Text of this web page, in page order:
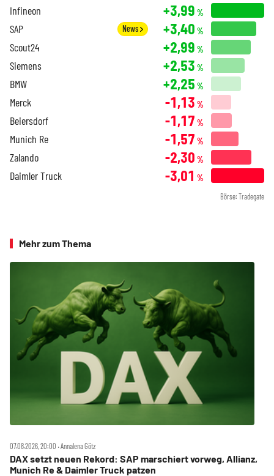
Infineon +3,99 %
SAP News +3,40 %
Scout24 +2,99 %
Siemens +2,53 %
BMW +2,25 %
Merck -1,13 %
Beiersdorf -1,17 %
Munich Re -1,57 %
Zalando -2,30 %
Daimler Truck -3,01 %
Börse: Tradegate
Mehr zum Thema
07.08.2026, 20:00 ‧ Annalena Götz
DAX setzt neuen Rekord: SAP marschiert vorweg, Allianz,
Munich Re & Daimler Truck patzen